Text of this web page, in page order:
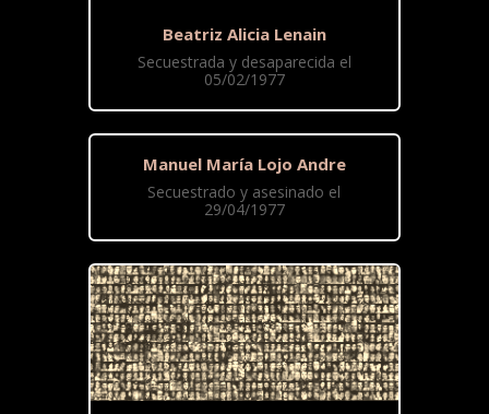
Beatriz Alicia Lenain
Secuestrada y desaparecida el
05/02/1977
Manuel María Lojo Andre
Secuestrado y asesinado el
29/04/1977